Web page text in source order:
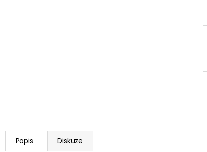
Popis Diskuze